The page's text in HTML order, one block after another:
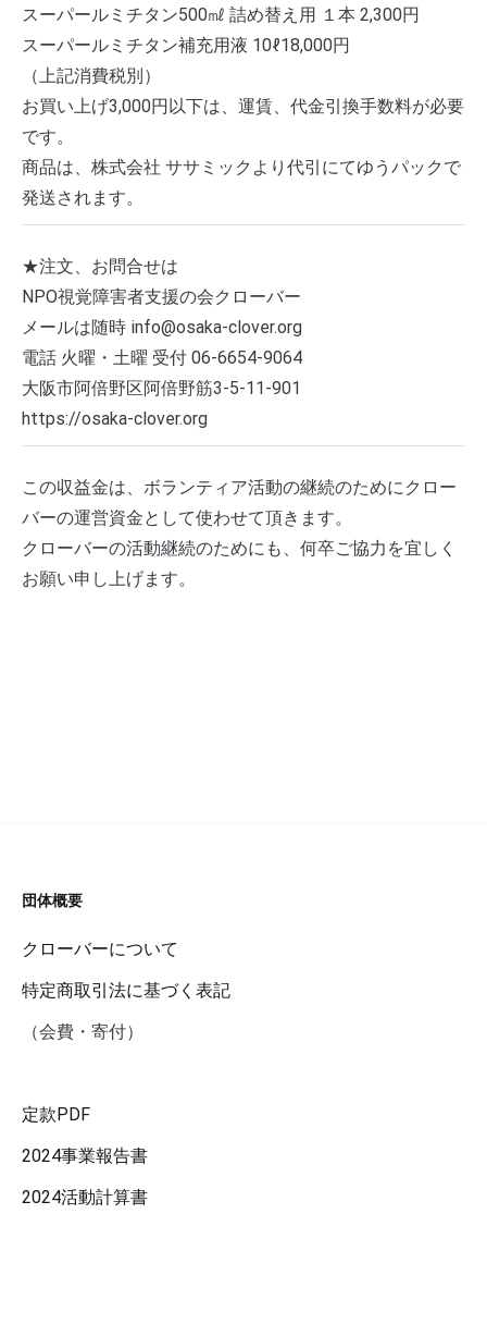
スーパールミチタン500㎖ 詰め替え用 １本 2,300円
スーパールミチタン補充用液 10ℓ18,000円
（上記消費税別）
お買い上げ3,000円以下は、運賃、代金引換手数料が必要
です。
商品は、株式会社 ササミックより代引にてゆうパックで
発送されます。
★注文、お問合せは
NPO視覚障害者支援の会クローバー
メールは随時 info@osaka-clover.org
電話 火曜・土曜 受付 06-6654-9064
大阪市阿倍野区阿倍野筋3-5-11-901
https://osaka-clover.org
この収益金は、ボランティア活動の継続のためにクロー
バーの運営資金として使わせて頂きます。
クローバーの活動継続のためにも、何卒ご協力を宜しく
お願い申し上げます。
団体概要
クローバーについて
特定商取引法に基づく表記
（会費・寄付）
定款PDF
2024事業報告書
2024活動計算書